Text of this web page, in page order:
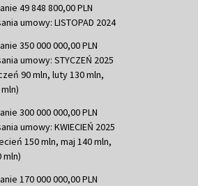
49 848 800,00 PLN
umowy: LISTOPAD 2024
350 000 000,00 PLN
umowy: STYCZEŃ 2025
90 mln, luty 130 mln,
300 000 000,00 PLN
umowy: KWIECIEŃ 2025
150 mln, maj 140 mln,
mln)
170 000 000,00 PLN